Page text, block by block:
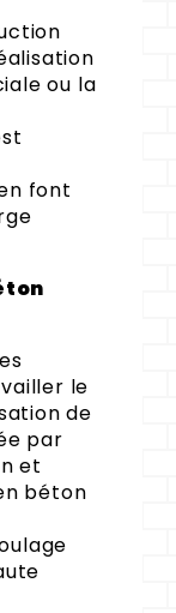
ou la
font
le
de
par
et
béton